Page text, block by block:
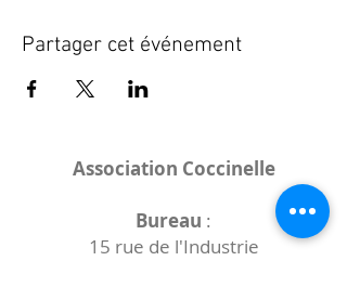
Partager cet événement
Association Coccinelle
Bureau :
15 rue de l'Industrie